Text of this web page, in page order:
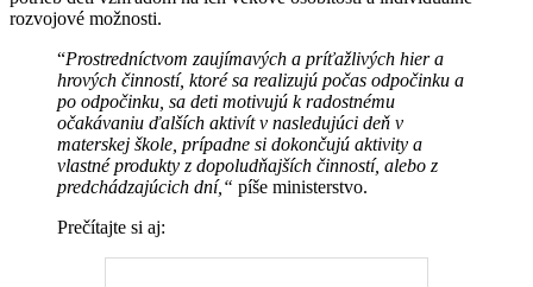
rozvojové možnosti.
“Prostredníctvom zaujímavých a príťažlivých hier a
hrových činností, ktoré sa realizujú počas odpočinku a
po odpočinku, sa deti motivujú k radostnému
očakávaniu ďalších aktivít v nasledujúci deň v
materskej škole, prípadne si dokončujú aktivity a
vlastné produkty z dopoludňajších činností, alebo z
predchádzajúcich dní,“ píše ministerstvo.
Prečítajte si aj: